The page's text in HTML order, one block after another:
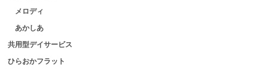
メロディ
あかしあ
共用型デイサービス
ひらおかフラット